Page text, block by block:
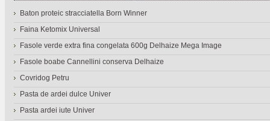
Baton proteic stracciatella Born Winner
Faina Ketomix Universal
Fasole verde extra fina congelata 600g Delhaize Mega Image
Fasole boabe Cannellini conserva Delhaize
Covridog Petru
Pasta de ardei dulce Univer
Pasta ardei iute Univer